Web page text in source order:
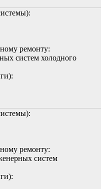
ремонту:
систем холодного
ремонту:
систем